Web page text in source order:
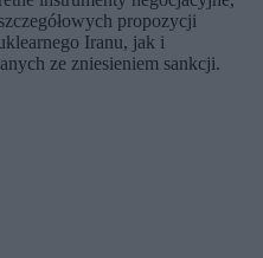
propozycji
Iranu, jak i
ze zniesieniem sankcji.